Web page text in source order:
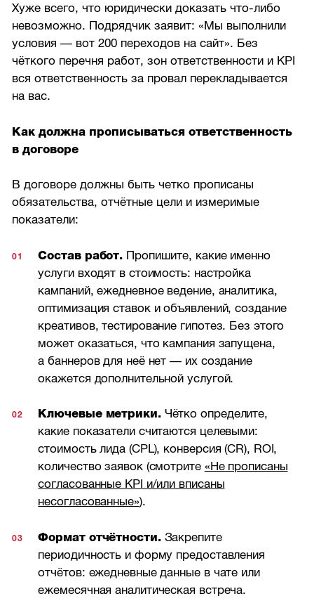
Хуже всего, что юридически доказать что-либо
невозможно. Подрядчик заявит: «Мы выполнили
условия — вот 200 переходов на сайт». Без
чёткого перечня работ, зон ответственности и KPI
вся ответственность за провал перекладывается
на вас.
Как должна прописываться ответственность
в договоре
В договоре должны быть четко прописаны
обязательства, отчётные цели и измеримые
показатели:
Состав работ. Пропишите, какие именно
услуги входят в стоимость: настройка
кампаний, ежедневное ведение, аналитика,
оптимизация ставок и объявлений, создание
креативов, тестирование гипотез. Без этого
может оказаться, что кампания запущена,
а баннеров для неё нет — их создание
окажется дополнительной услугой.
Ключевые метрики.Чётко определите,
какие показатели считаются целевыми:
стоимость лида (CPL), конверсия (CR), ROI,
количество заявок (смотрите «Не прописаны
согласованные KPI и/или вписаны
несогласованные»).
Формат отчётности.Закрепите
периодичность и форму предоставления
отчётов: ежедневные данные в чате или
ежемесячная аналитическая встреча.